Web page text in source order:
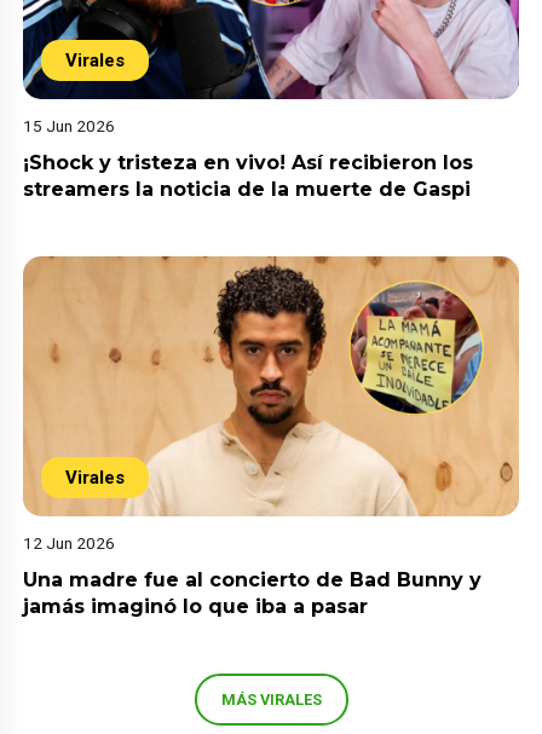
Virales
15 Jun 2026
¡Shock y tristeza en vivo! Así recibieron los
streamers la noticia de la muerte de Gaspi
Virales
12 Jun 2026
Una madre fue al concierto de Bad Bunny y
jamás imaginó lo que iba a pasar
MÁS VIRALES